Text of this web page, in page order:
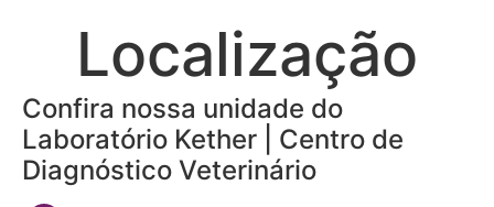
Localização
Confira nossa unidade do
Laboratório Kether | Centro de
Diagnóstico Veterinário